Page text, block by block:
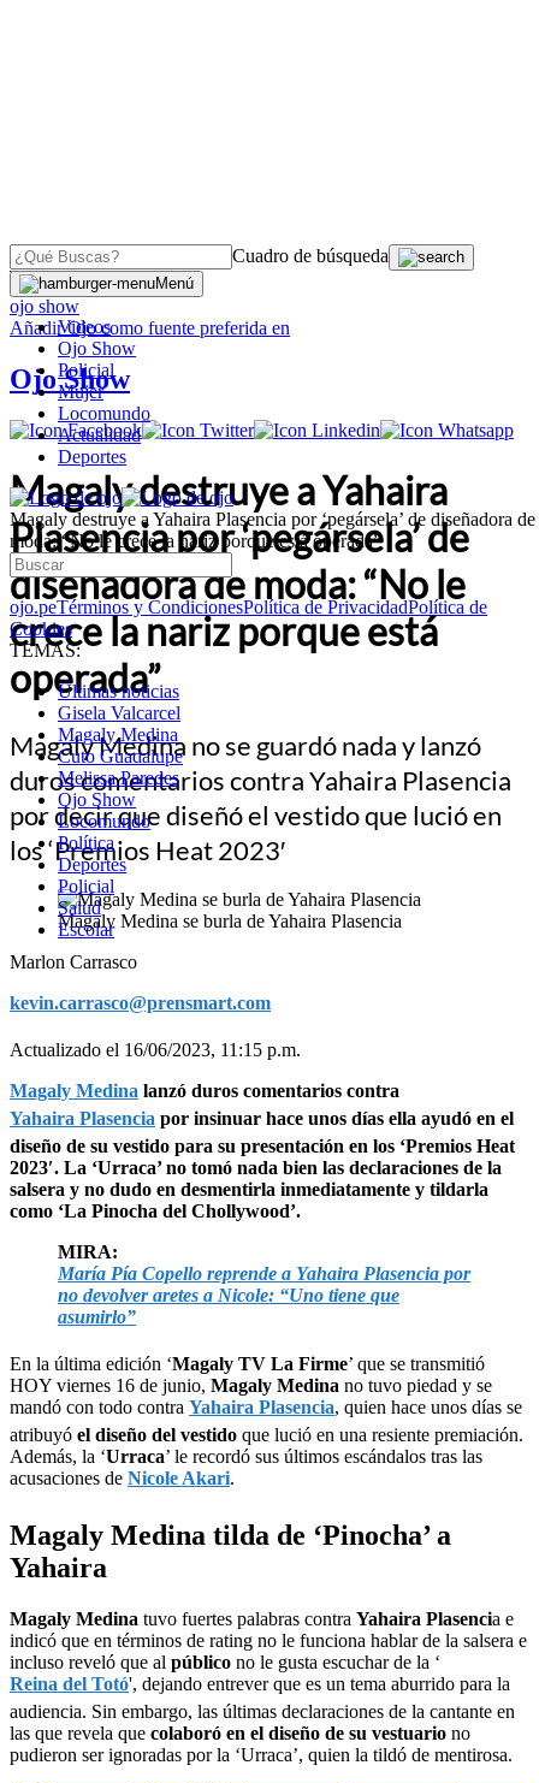
Cuadro de búsqueda
Menú
Videos
Ojo Show
Policial
Mujer
Locomundo
Actualidad
Deportes
Magaly destruye a Yahaira Plasencia por ‘pegársela’ de diseñadora de
moda: “No le crece la nariz porque está operada”
ojo.peTérminos y CondicionesPolítica de PrivacidadPolítica de
Cookies
TEMAS:
Últimas noticias
Gisela Valcarcel
Magaly Medina
Cuto Guadalupe
Melissa Paredes
Ojo Show
Locomundo
Política
Deportes
Policial
Salud
Escolar
OJO
ojo show
AñadirOjocomo fuente preferida en
Ojo Show
Magaly destruye a Yahaira
Plasencia por ‘pegársela’ de
diseñadora de moda: “No le
crece la nariz porque está
operada”
Magaly Medina no se guardó nada y lanzó
duros comentarios contra Yahaira Plasencia
por decir que diseñó el vestido que lució en
los ‘Premios Heat 2023′
Magaly Medina se burla de Yahaira Plasencia
Marlon Carrasco
kevin.carrasco@prensmart.com
Actualizado el 16/06/2023, 11:15 p.m.
Magaly Medina lanzó duros comentarios contra
Yahaira Plasencia por insinuar hace unos días ella ayudó en el
diseño de su vestido para su presentación en los ‘Premios Heat
2023′. La ‘Urraca’ no tomó nada bien las declaraciones de la
salsera y no dudo en desmentirla inmediatamente y tildarla
como ‘La Pinocha del Chollywood’.
MIRA:
María Pía Copello reprende a Yahaira Plasencia por
no devolver aretes a Nicole: “Uno tiene que
asumirlo”
En la última edición ‘Magaly TV La Firme’ que se transmitió
HOY viernes 16 de junio, Magaly Medina no tuvo piedad y se
mandó con todo contra Yahaira Plasencia, quien hace unos días se
atribuyó el diseño del vestido que lució en una resiente premiación.
Además, la ‘Urraca’ le recordó sus últimos escándalos tras las
acusaciones de Nicole Akari.
Magaly Medina tilda de ‘Pinocha’ a
Yahaira
Magaly Medina tuvo fuertes palabras contra Yahaira Plasencia e
indicó que en términos de rating no le funciona hablar de la salsera e
incluso reveló que al público no le gusta escuchar de la ‘
Reina del Totó', dejando entrever que es un tema aburrido para la
audiencia. Sin embargo, las últimas declaraciones de la cantante en
las que revela que colaboró en el diseño de su vestuario no
pudieron ser ignoradas por la ‘Urraca’, quien la tildó de mentirosa.